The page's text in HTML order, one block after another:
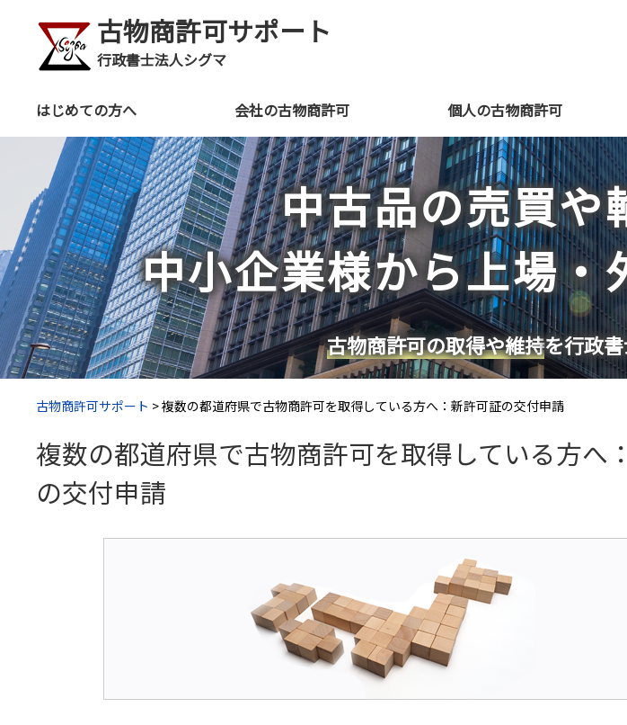
古物商許可サポート
行政書士法人シグマ
はじめての方へ 会社の古物商許可 個人の古物商許可
中古品の売買や
中小企業様から上場
古物商許可の取得や維持を行政
古物商許可サポート >複数の都道府県で古物商許可を取得している方へ：新許可証の交付申請
複数の都道府県で古物商許可を取得している方へ
の交付申請